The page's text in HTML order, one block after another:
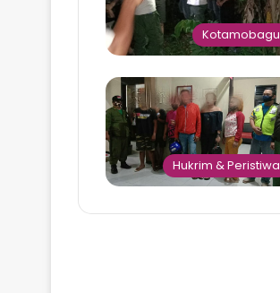
Kotamobagu
Hukrim & Peristiwa